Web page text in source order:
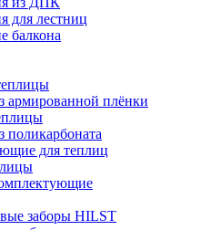
для лестниц
балкона
армированной плёнки
поликарбоната
для теплиц
заборы HILST